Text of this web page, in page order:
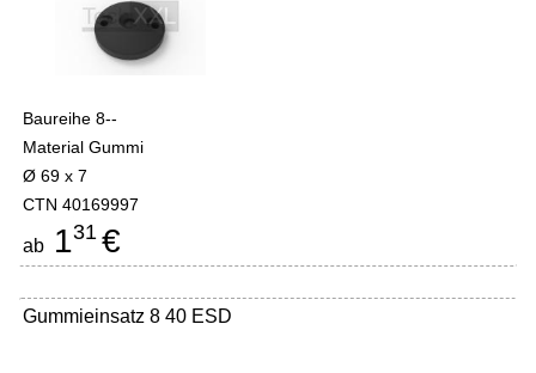
Baureihe 8--
Material Gummi
Ø 69 x 7
CTN 40169997
ab 131 €
Gummieinsatz 8 40 ESD